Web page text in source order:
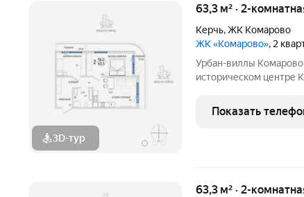
3D-тур
63,3 м² · 2-
Керчь,ЖК Комарово
ЖК «Комарово», 2
Урбан-виллы
историческом центре
благодаря обилию
большой ландшафтный
Показать
63,3 м² · 2-